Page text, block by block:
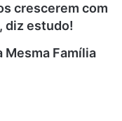
crescerem com
diz estudo!
Mesma Família